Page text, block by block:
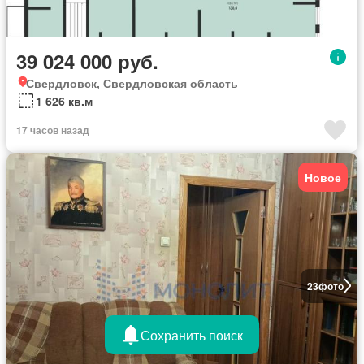
39 024 000 руб.
Свердловск, Свердловская область
1 626 кв.м
17 часов назад
23фото
Новое
Сохранить поиск